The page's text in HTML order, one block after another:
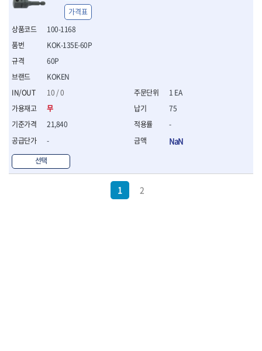
100-1168
KOKEN
10 / 0
무
21,840
-
선택
KOK-135E-60P
60P
가격표
1 EA
75
-
NaN
1 2